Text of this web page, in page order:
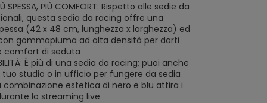
SPESSA, PIÙ COMFORT: Rispetto alle sedie da
questa sedia da racing offre una
(42 x 48 cm, lunghezza x larghezza) ed
gommapiuma ad alta densità per darti
comfort di seduta
È più di una sedia da racing; puoi anche
studio o in ufficio per fungere da sedia
combinazione estetica di nero e blu attira i
lo streaming live